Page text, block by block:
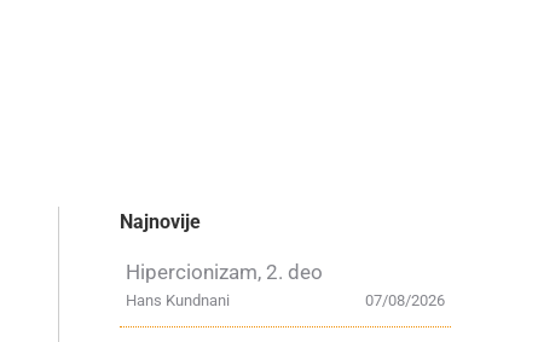
Najnovije
Hipercionizam, 2. deo
07/08/2026
Hans Kundnani